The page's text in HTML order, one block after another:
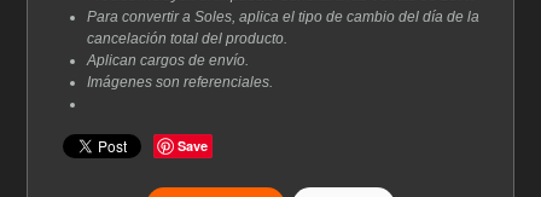
Para convertir a Soles, aplica el tipo de cambio del día de la
cancelación total del producto.
Aplican cargos de envío.
Imágenes son referenciales.
Save